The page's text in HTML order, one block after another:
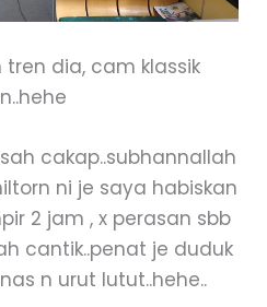
dia, cam klassik
cakap..subhannallah
ni je saya habiskan
2 jam , x perasan sbb
cantik..penat je duduk
n urut lutut..hehe..